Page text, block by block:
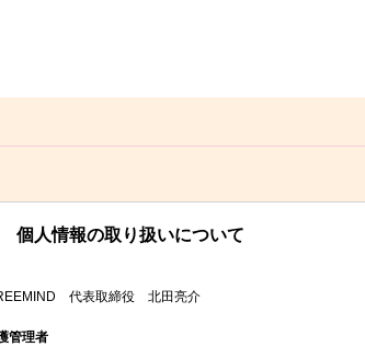
個人情報の取り扱いについて
代表取締役 北田亮介
管理者